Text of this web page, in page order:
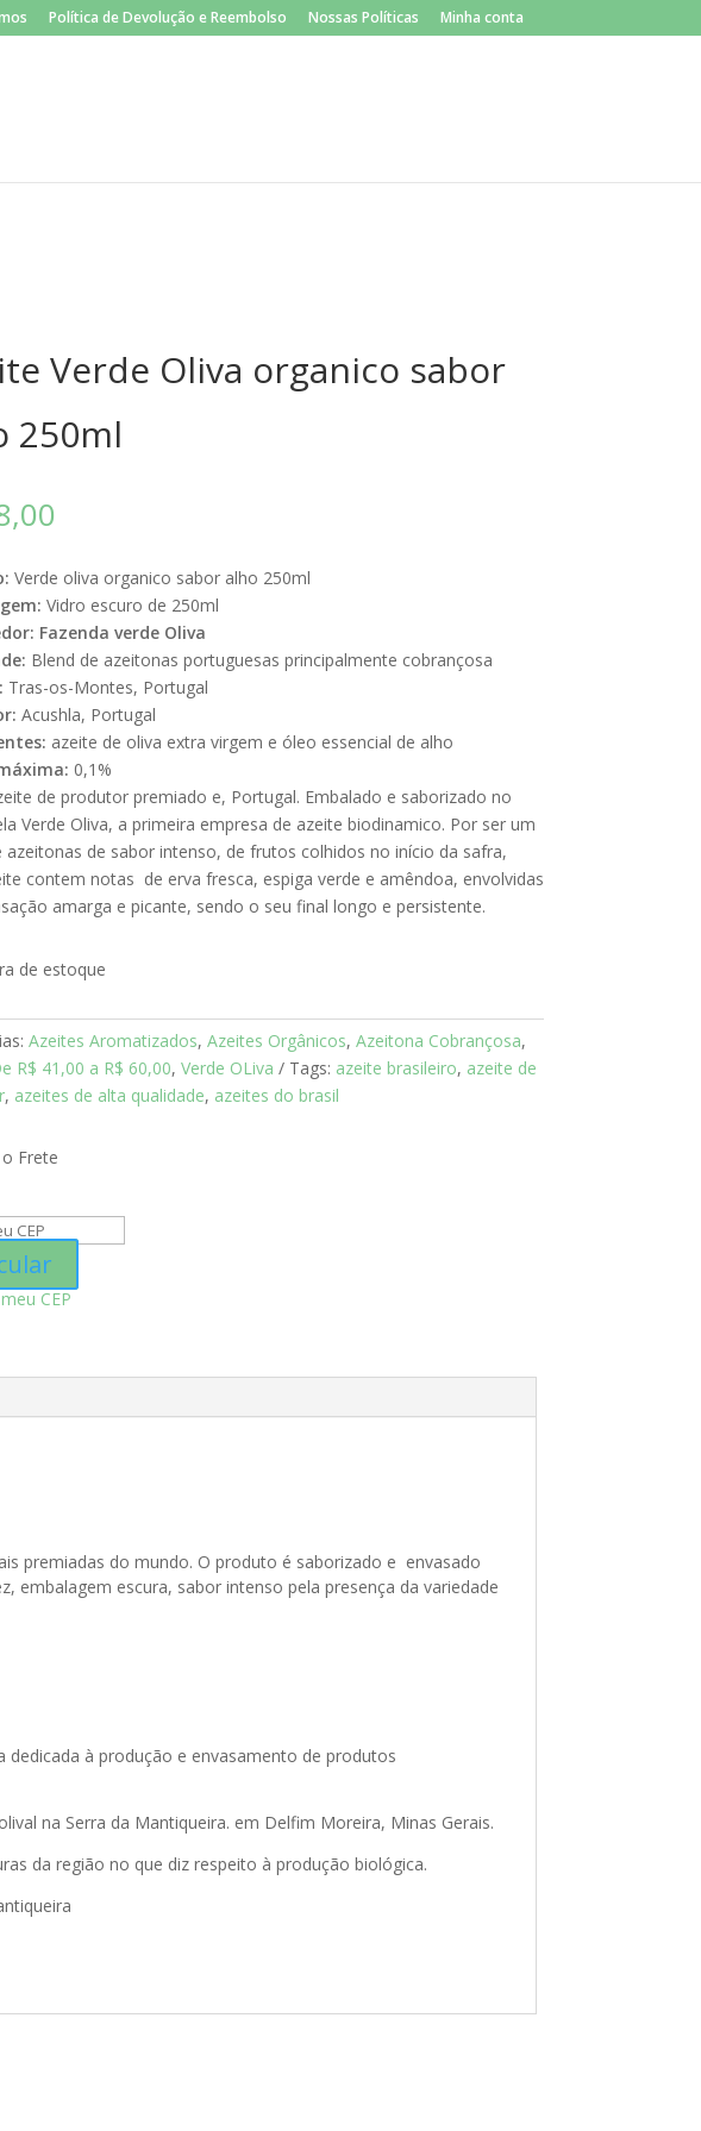
Política de Devolução e Reembolso Nossas Políticas Minha conta
Verde Oliva organico sabor
250ml
Verde oliva organico sabor alho 250ml
Vidro escuro de 250ml
Fazenda verde Oliva
Blend de azeitonas portuguesas principalmente cobrançosa
Tras-os-Montes, Portugal
Acushla, Portugal
azeite de oliva extra virgem e óleo essencial de alho
0,1%
de produtor premiado e, Portugal. Embalado e saborizado no
Verde Oliva, a primeira empresa de azeite biodinamico. Por ser um
azeitonas de sabor intenso, de frutos colhidos no início da safra,
contem notas de erva fresca, espiga verde e amêndoa, envolvidas
amarga e picante, sendo o seu final longo e persistente.
de estoque
Azeites Aromatizados, Azeites Orgânicos, Azeitona Cobrançosa,
R$ 41,00 a R$ 60,00, Verde OLiva Tags: azeite brasileiro, azeite de
, azeites de alta qualidade, azeites do brasil
Frete
CEP
premiadas do mundo. O produto é saborizado e envasado
embalagem escura, sabor intenso pela presença da variedade
dedicada à produção e envasamento de produtos
na Serra da Mantiqueira. em Delfim Moreira, Minas Gerais.
da região no que diz respeito à produção biológica.